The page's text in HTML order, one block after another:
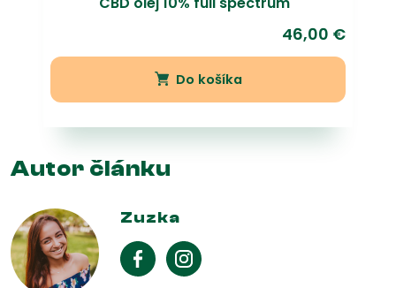
46,00 €
Do košíka
Autor článku
Zuzka